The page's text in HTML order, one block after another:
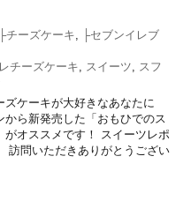
├チーズケーキ,
├セブンイレブ
チーズケーキ, スイーツ, スフ
ズケーキが大好きなあなたに
から新発売した「おもひでのス
がオススメです！ スイーツレポ
訪問いただきありがとうござい